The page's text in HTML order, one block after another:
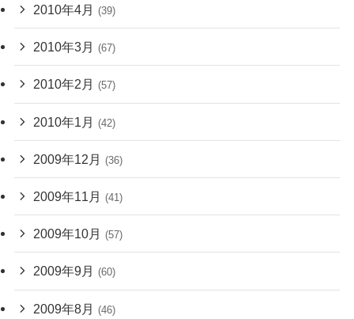
2010年4月 (39)
2010年3月 (67)
2010年2月 (57)
2010年1月 (42)
2009年12月 (36)
2009年11月 (41)
2009年10月 (57)
2009年9月 (60)
2009年8月 (46)